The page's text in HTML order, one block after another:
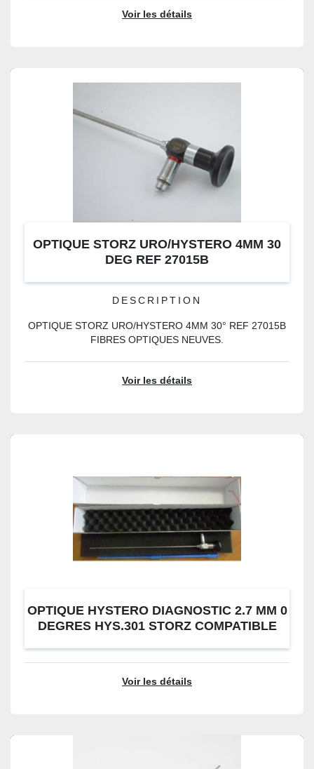
Voir les détails
OPTIQUE STORZ URO/HYSTERO 4MM 30
DEG REF 27015B
DESCRIPTION
OPTIQUE STORZ URO/HYSTERO 4MM 30° REF 27015B
FIBRES OPTIQUES NEUVES.
Voir les détails
OPTIQUE HYSTERO DIAGNOSTIC 2.7 MM 0
DEGRES HYS.301 STORZ COMPATIBLE
Voir les détails